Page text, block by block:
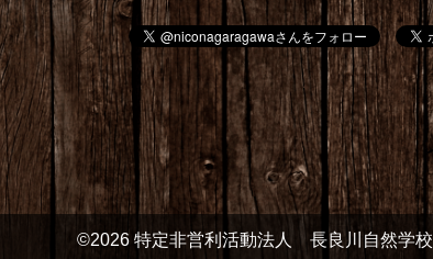
©2026 特定非営利活動法人 長良川自然学校